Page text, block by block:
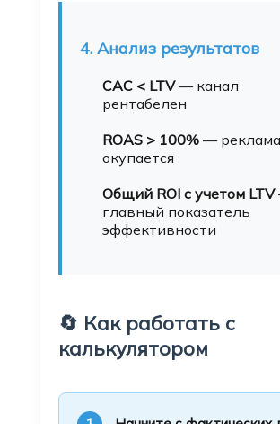
4. Анализ результатов
CAC < LTV— канал
рентабелен
ROAS > 100%— реклама
окупается
Общий ROI с учетом LTV
главный показатель
эффективности
🔄 Как работать с
калькулятором